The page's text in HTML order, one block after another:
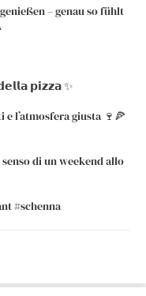
– genau so fühlt
𝗽𝗶𝘇𝘇𝗮 ✨
l’atmosfera giusta 🍷🍕
di un weekend allo
#schenna